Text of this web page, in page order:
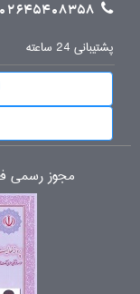
02645408358
پشتیبانی 24 ساعته
مجوز رسمی